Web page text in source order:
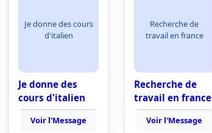
Je donne des cours
d'italien
Je donne des
cours d'italien
Voir l'Message
Recherche de
travail en france
Recherche de
travail en france
Voir l'Message